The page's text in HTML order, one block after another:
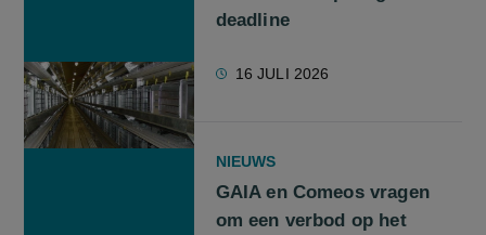
deadline
16 JULI 2026
NIEUWS
GAIA en Comeos vragen
om een verbod op het